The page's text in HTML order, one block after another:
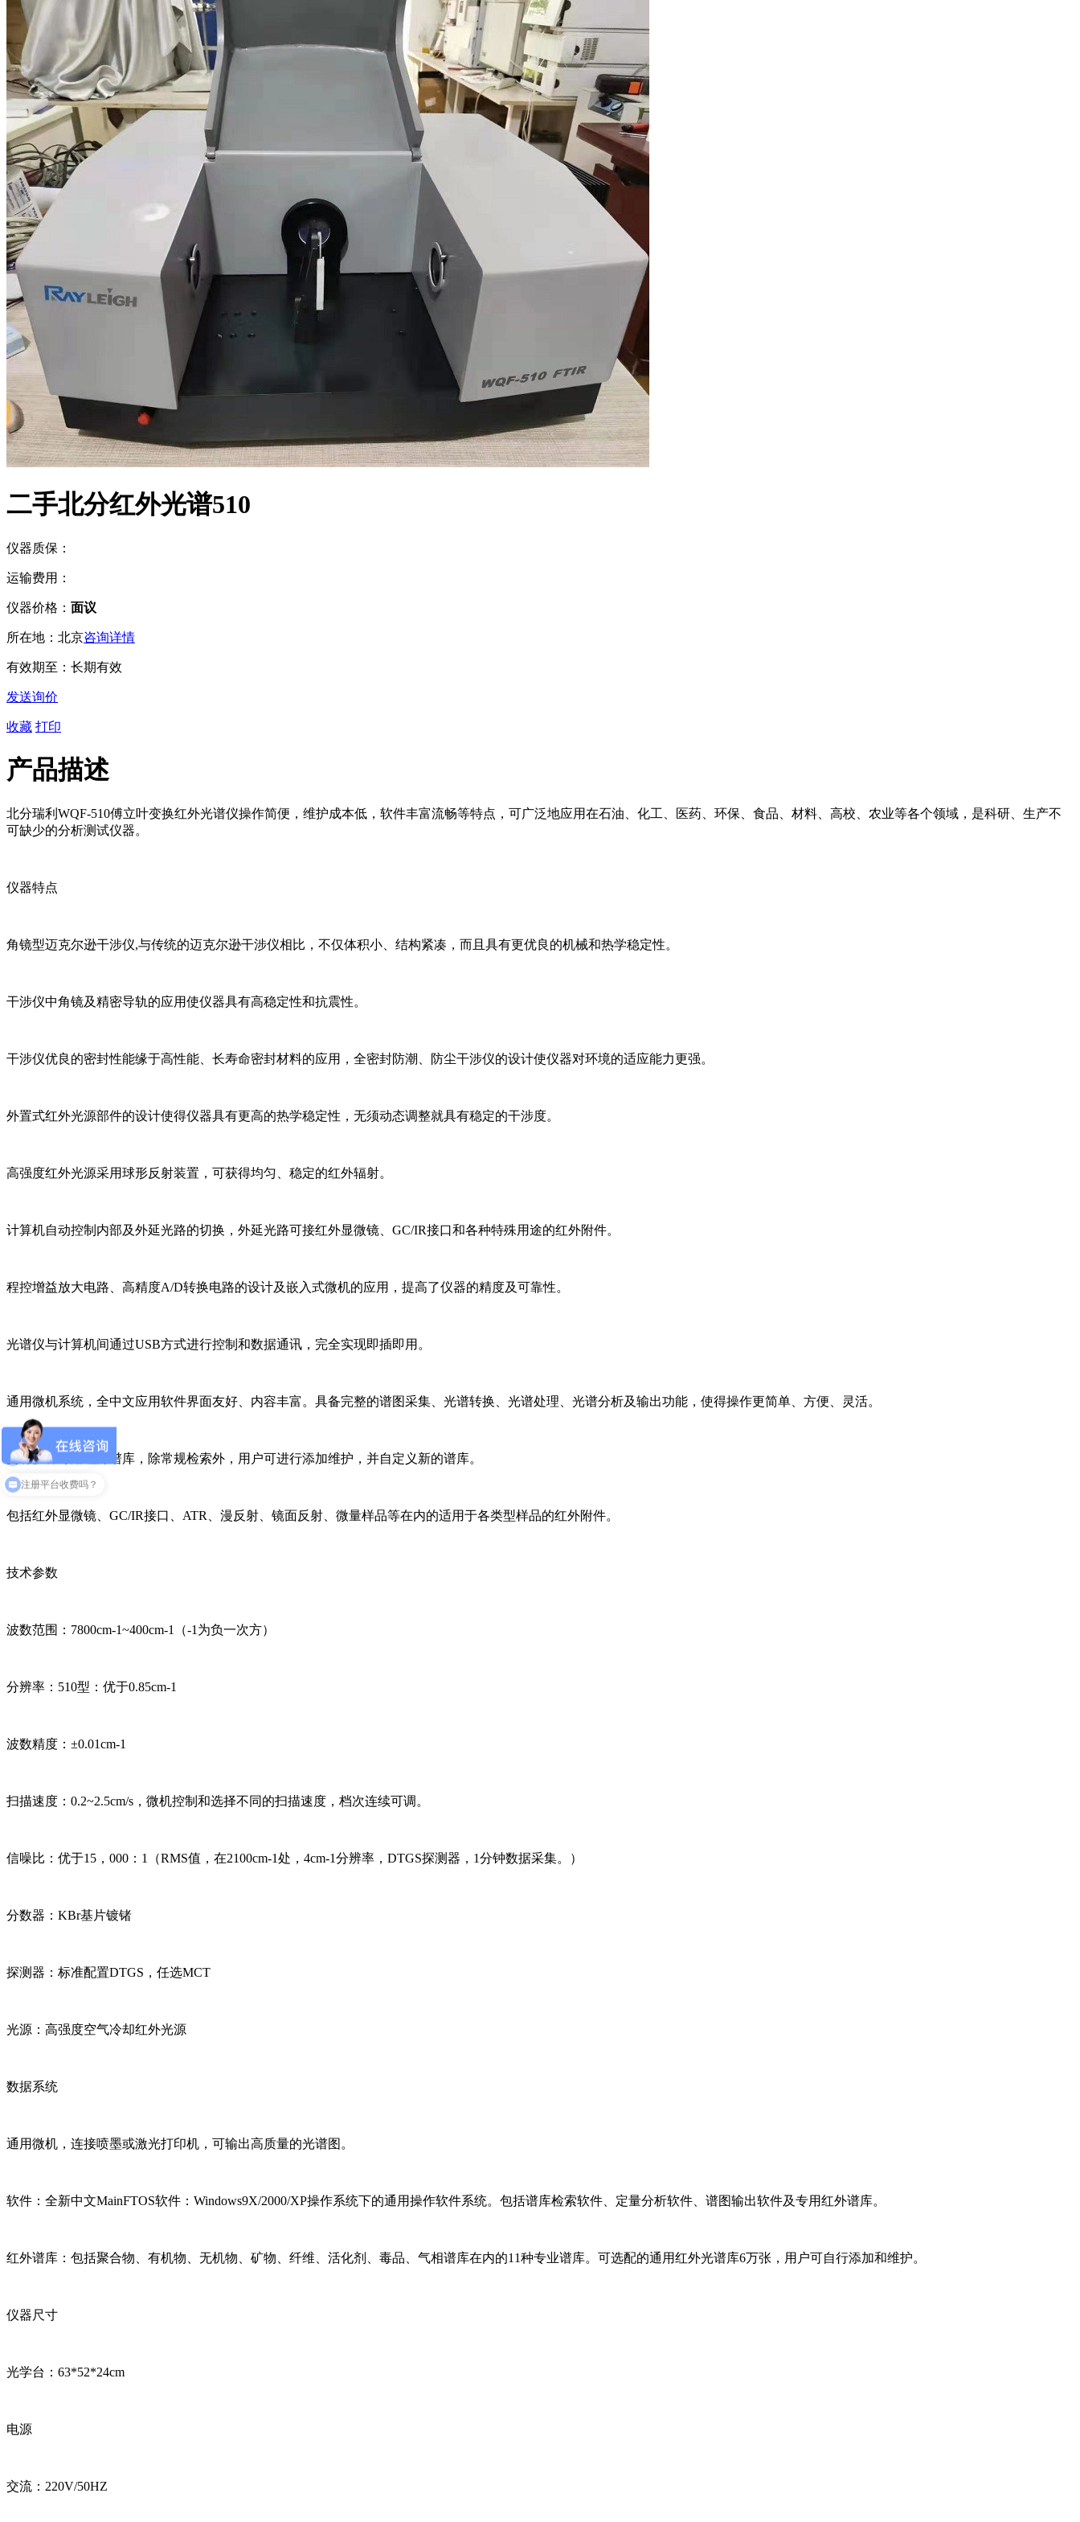
二手北分红外光谱510
仪器质保：
运输费用：
仪器价格： 面议
所在地： 北京咨询详情
有效期至： 长期有效
发送询价
收藏 打印
产品描述
北分瑞利WQF-510傅立叶变换红外光谱仪操作简便，维护成本低，软件丰富流畅等特点，可广泛地应用在石油、化工、医药、环保、食品、材料、高校、农业等各个领域，是科研、生产不
可缺少的分析测试仪器。
仪器特点
角镜型迈克尔逊干涉仪,与传统的迈克尔逊干涉仪相比，不仅体积小、结构紧凑，而且具有更优良的机械和热学稳定性。
干涉仪中角镜及精密导轨的应用使仪器具有高稳定性和抗震性。
干涉仪优良的密封性能缘于高性能、长寿命密封材料的应用，全密封防潮、防尘干涉仪的设计使仪器对环境的适应能力更强。
外置式红外光源部件的设计使得仪器具有更高的热学稳定性，无须动态调整就具有稳定的干涉度。
高强度红外光源采用球形反射装置，可获得均匀、稳定的红外辐射。
计算机自动控制内部及外延光路的切换，外延光路可接红外显微镜、GC/IR接口和各种特殊用途的红外附件。
程控增益放大电路、高精度A/D转换电路的设计及嵌入式微机的应用，提高了仪器的精度及可靠性。
光谱仪与计算机间通过USB方式进行控制和数据通讯，完全实现即插即用。
通用微机系统，全中文应用软件界面友好、内容丰富。具备完整的谱图采集、光谱转换、光谱处理、光谱分析及输出功能，使得操作更简单、方便、灵活。
拥有多种专用红外谱库，除常规检索外，用户可进行添加维护，并自定义新的谱库。
包括红外显微镜、GC/IR接口、ATR、漫反射、镜面反射、微量样品等在内的适用于各类型样品的红外附件。
技术参数
波数范围：7800cm-1~400cm-1（-1为负一次方）
分辨率：510型：优于0.85cm-1
波数精度：±0.01cm-1
扫描速度：0.2~2.5cm/s，微机控制和选择不同的扫描速度，档次连续可调。
信噪比：优于15，000：1（RMS值，在2100cm-1处，4cm-1分辨率，DTGS探测器，1分钟数据采集。）
分数器：KBr基片镀锗
探测器：标准配置DTGS，任选MCT
光源：高强度空气冷却红外光源
数据系统
通用微机，连接喷墨或激光打印机，可输出高质量的光谱图。
软件：全新中文MainFTOS软件：Windows9X/2000/XP操作系统下的通用操作软件系统。包括谱库检索软件、定量分析软件、谱图输出软件及专用红外谱库。
红外谱库：包括聚合物、有机物、无机物、矿物、纤维、活化剂、毒品、气相谱库在内的11种专业谱库。可选配的通用红外光谱库6万张，用户可自行添加和维护。
仪器尺寸
光学台：63*52*24cm
电源
交流：220V/50HZ
平台怎么注册？